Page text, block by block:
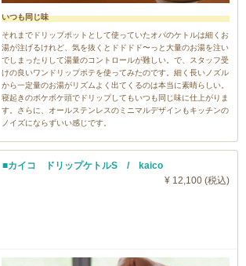
いつも同じ味
それまでドリップポットとして使っていたオパのケトルは細くお
湯が注げるけれど、気を抜くとドドドド〜っと大量のお湯を注い
でしまったりして湯量のコントロールが難しい。で、スタッフ受
けの良いワンドリップポテを使ってみたのです。細く長いノズル
から一定量のお湯がリズムよく出てくるのは本当に素晴らしい。
寝起きのボケボケ頭でドリップしてもいつも同じ味に仕上がりま
す。さらに、オールステンレスのミニマルデザインもキッチンの
ノイズにならずいい感じです。
■カイコ ドリップケトルS / kaico
¥ 12,100 (税込)